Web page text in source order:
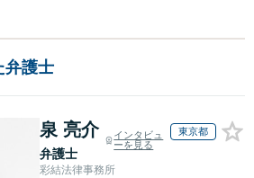
弁護士
泉 亮介
弁護士
インタビュ
ーを見る
東京都
彩結法律事務所